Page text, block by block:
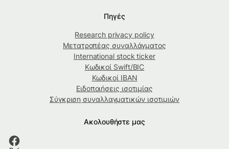
Πηγές
Research privacy policy
Μετατροπέας συναλλάγματος
International stock ticker
Κωδικοί Swift/BIC
Κωδικοί IBAN
Ειδοποιήσεις ισοτιμίας
Σύγκριση συναλλαγματικών ισοτιμιών
Ακολουθήστε μας